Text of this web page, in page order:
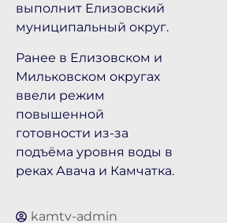
выполнит Елизовский
муниципальный округ.
Ранее в Елизовском и
Мильковском округах
ввели режим
повышенной
готовности из-за
подъёма уровня воды в
реках Авача и Камчатка.
kamtv-admin